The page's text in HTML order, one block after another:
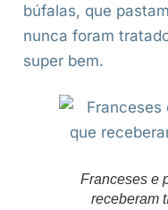
búfalas, que
nunca foram
super bem.
Franceses e
receberam